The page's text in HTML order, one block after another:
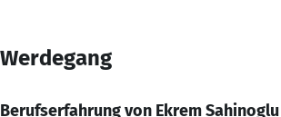
Werdegang
Berufserfahrung von Ekrem Sahinoglu